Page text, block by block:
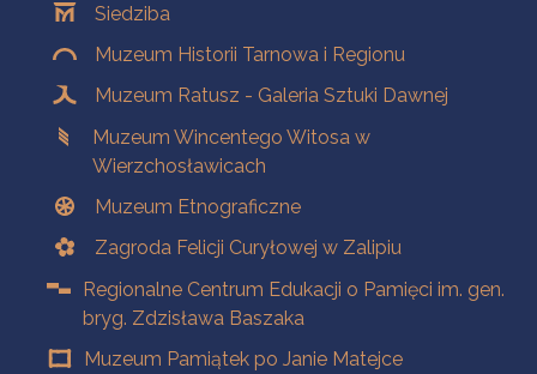
Siedziba
Muzeum Historii Tarnowa i Regionu
Muzeum Ratusz - Galeria Sztuki Dawnej
Muzeum Wincentego Witosa w
Wierzchosławicach
Muzeum Etnograficzne
Zagroda Felicji Curyłowej w Zalipiu
Regionalne Centrum Edukacji o Pamięci im. gen.
bryg. Zdzisława Baszaka
Muzeum Pamiątek po Janie Matejce